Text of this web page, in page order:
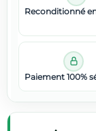
Reconditionné
Paiement 100%